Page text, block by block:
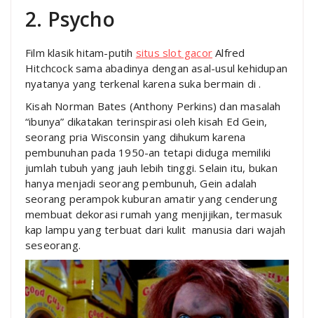
2. Psycho
Film klasik hitam-putih situs slot gacor Alfred
Hitchcock sama abadinya dengan asal-usul kehidupan
nyatanya yang terkenal karena suka bermain di .
Kisah Norman Bates (Anthony Perkins) dan masalah
“ibunya” dikatakan terinspirasi oleh kisah Ed Gein,
seorang pria Wisconsin yang dihukum karena
pembunuhan pada 1950-an tetapi diduga memiliki
jumlah tubuh yang jauh lebih tinggi. Selain itu, bukan
hanya menjadi seorang pembunuh, Gein adalah
seorang perampok kuburan amatir yang cenderung
membuat dekorasi rumah yang menjijikan, termasuk
kap lampu yang terbuat dari kulit manusia dari wajah
seseorang.